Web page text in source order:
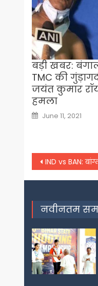
बड़ी खबर:
TMC की
जयंत कुमार
हमला
Posted
on
June 11, 2021
Post
IND vs BAN: बांग्लादेश के खिलाफ टीम इंडिया खेलेगी
नवीनतम